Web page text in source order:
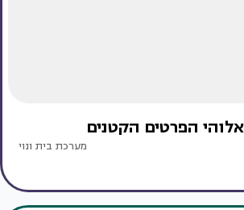
הפרטים הקטנים
מערכת בית ונוי